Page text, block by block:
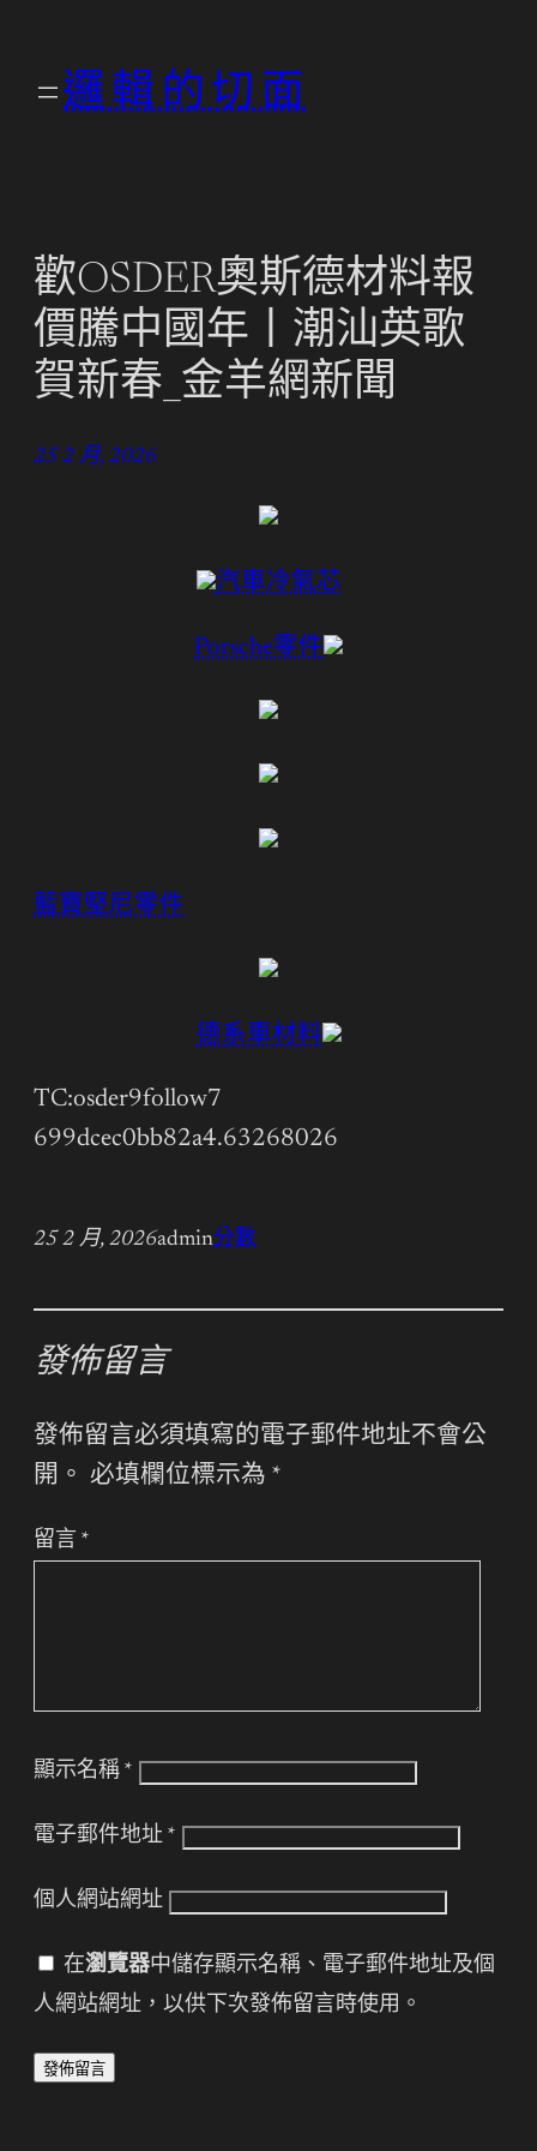
邏輯的切面
歡OSDER奧斯德材料報
價騰中國年丨潮汕英歌
賀新春_金羊網新聞
25 2 月, 2026
汽車冷氣芯
Porsche零件
藍寶堅尼零件
德系車材料
TC:osder9follow7
699dcec0bb82a4.63268026
25 2 月, 2026admin分數
發佈留言
發佈留言必須填寫的電子郵件地址不會公
開。 必填欄位標示為 *
留言 *
顯示名稱 *
電子郵件地址 *
個人網站網址
在瀏覽器中儲存顯示名稱、電子郵件地址及個
人網站網址，以供下次發佈留言時使用。